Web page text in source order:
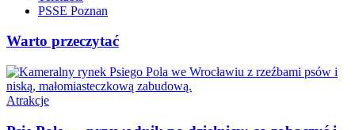
PSSE Poznan
Warto przeczytać
Atrakcje